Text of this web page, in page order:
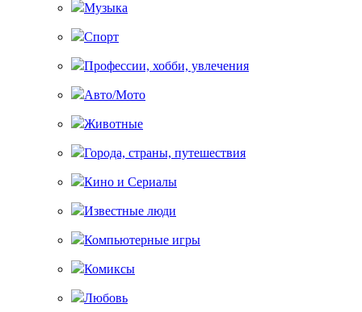
Музыка
Спорт
Профессии, хобби, увлечения
Авто/Мото
Животные
Города, страны, путешествия
Кино и Сериалы
Известные люди
Компьютерные игры
Комиксы
Любовь